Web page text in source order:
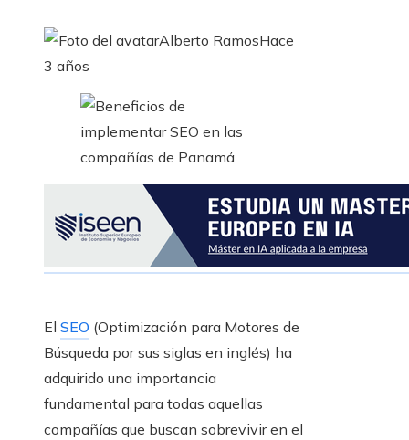
Alberto RamosHace
3 años
El SEO (Optimización para Motores de
Búsqueda por sus siglas en inglés) ha
adquirido una importancia
fundamental para todas aquellas
compañías que buscan sobrevivir en el